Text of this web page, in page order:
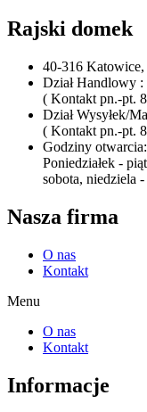
Rajski domek
40-316
Dział Handlowy :
( Kontakt pn.-pt.
Dział Wysyłek/
( Kontakt pn.-pt.
Godziny otwarcia:
Poniedziałek -
sobota, niedziela
Nasza firma
O nas
Kontakt
Menu
O nas
Kontakt
Informacje